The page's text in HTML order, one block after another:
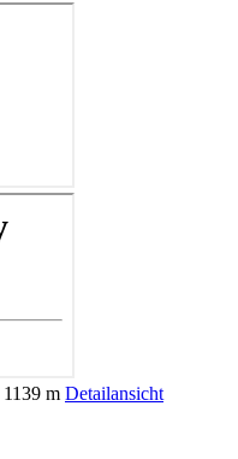
1139 m Detailansicht